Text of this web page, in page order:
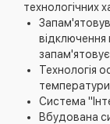
технологічних
Технологія
температури.
Система
Вбудована